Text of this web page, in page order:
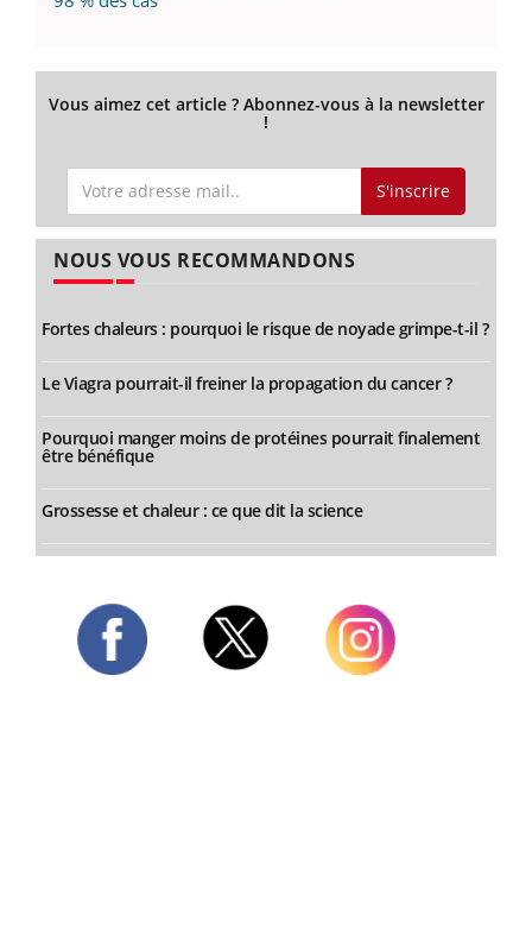
Vous aimez cet article ? Abonnez-vous à la newsletter
!
S'inscrire
NOUS VOUS RECOMMANDONS
Fortes chaleurs : pourquoi le risque de noyade grimpe-t-il ?
Le Viagra pourrait-il freiner la propagation du cancer ?
Pourquoi manger moins de protéines pourrait finalement
être bénéfique
Grossesse et chaleur : ce que dit la science